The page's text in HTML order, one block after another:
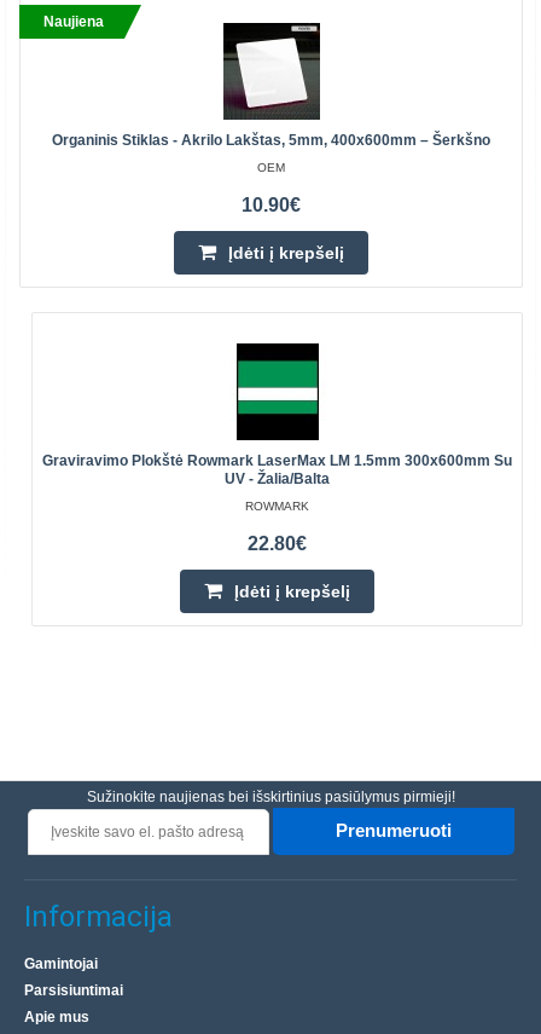
Naujiena
Organinis Stiklas - Akrilo Lakštas, 5mm, 400x600mm – Šerkšno
OEM
10.90€
Įdėti į krepšelį
Graviravimo Plokštė Rowmark LaserMax LM 1.5mm 300x600mm Su
UV - Žalia/balta
ROWMARK
22.80€
Įdėti į krepšelį
Sužinokite naujienas bei išskirtinius pasiūlymus pirmieji!
Prenumeruoti
Informacija
Gamintojai
Parsisiuntimai
Apie mus